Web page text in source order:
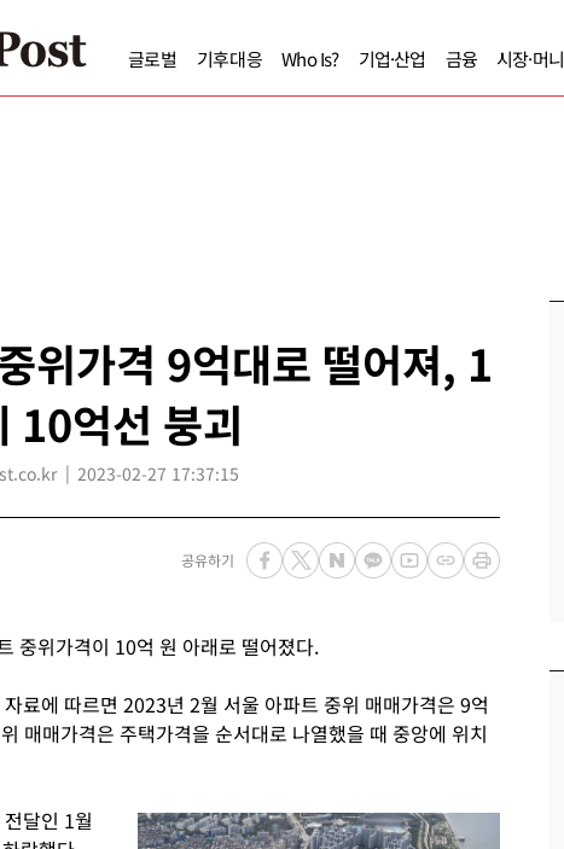
글로벌 기후대응 Who Is? 기업·산업 금융 시장·머니
위가격 9억대로 떨어져, 1
10억선 붕괴
2023-02-27 17:37:15
공유하기
중위가격이 10억 원 아래로 떨어졌다.
료에 따르면 2023년 2월 서울 아파트 중위 매매가격은 9억
매매가격은 주택가격을 순서대로 나열했을 때 중앙에 위치
달인 1월